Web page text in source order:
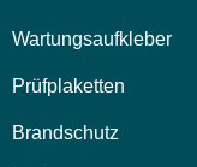
Wartungsaufkleber
Prüfplaketten
Brandschutz